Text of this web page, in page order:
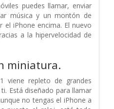
puedes llamar, enviar
música y un montón de
el iPhone encima. El nuevo
a la hipervelocidad de
miniatura.
viene repleto de grandes
Está diseñado para llamar
no tengas el iPhone a